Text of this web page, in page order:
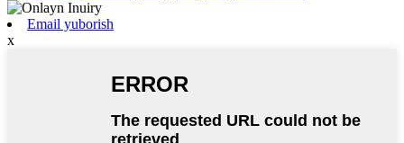
Email yuborish
x